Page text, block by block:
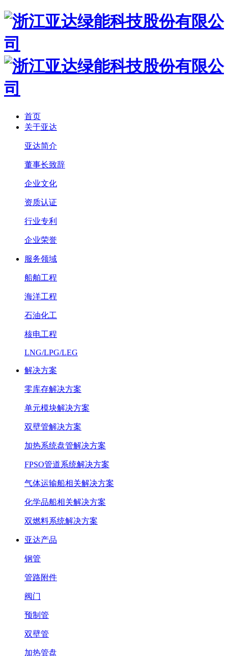
首页
关于亚达
亚达简介
董事长致辞
企业文化
资质认证
行业专利
企业荣誉
服务领域
船舶工程
海洋工程
石油化工
核电工程
LNG/LPG/LEG
解决方案
零库存解决方案
单元模块解决方案
双壁管解决方案
加热系统盘管解决方案
FPSO管道系统解决方案
气体运输船相关解决方案
化学品船相关解决方案
双燃料系统解决方案
亚达产品
钢管
管路附件
阀门
预制管
双壁管
加热管盘